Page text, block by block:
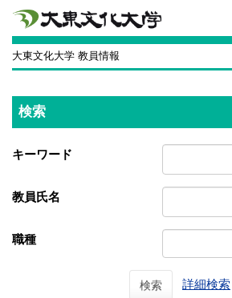
大東文化大学 教員情報
検索
キーワード
教員氏名
職種
検索
詳細検索